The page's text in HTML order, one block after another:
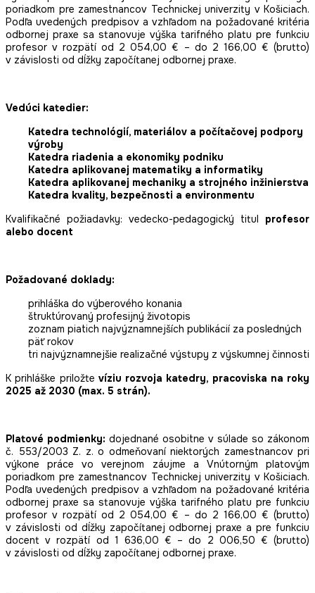
poriadkom pre zamestnancov Technickej univerzity v Košiciach.
Podľa uvedených predpisov a vzhľadom na požadované kritéria
odbornej praxe sa stanovuje výška tarifného platu pre funkciu
profesor v rozpätí od 2 054,00 € – do 2 166,00 € (brutto)
v závislosti od dĺžky započítanej odbornej praxe.
Vedúci katedier:
Katedra technológií, materiálov a počítačovej podpory
výroby
Katedra riadenia a ekonomiky podniku
Katedra aplikovanej matematiky a informatiky
Katedra aplikovanej mechaniky a strojného inžinierstva
Katedra kvality, bezpečnosti a environmentu
Kvalifikačné požiadavky: vedecko-pedagogický titul profesor
alebo docent
Požadované doklady:
prihláška do výberového konania
štruktúrovaný profesijný životopis
zoznam piatich najvýznamnejších publikácií za posledných
päť rokov
tri najvýznamnejšie realizačné výstupy z výskumnej činnosti
K prihláške priložte víziu rozvoja katedry, pracoviska na roky
2025 až 2030 (max. 5 strán).
Platové podmienky: dojednané osobitne v súlade so zákonom
č. 553/2003 Z. z. o odmeňovaní niektorých zamestnancov pri
výkone práce vo verejnom záujme a Vnútorným platovým
poriadkom pre zamestnancov Technickej univerzity v Košiciach.
Podľa uvedených predpisov a vzhľadom na požadované kritéria
odbornej praxe sa stanovuje výška tarifného platu pre funkciu
profesor v rozpätí od 2 054,00 € – do 2 166,00 € (brutto)
v závislosti od dĺžky započítanej odbornej praxe a pre funkciu
docent v rozpätí od 1 636,00 € – do 2 006,50 € (brutto)
v závislosti od dĺžky započítanej odbornej praxe.